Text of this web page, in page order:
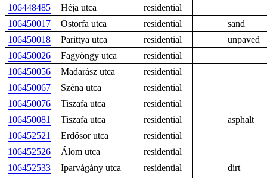
106448485
Héja utca
residential
106450017
Ostorfa utca residential
sand
106450018
Parittya utca residential
unpaved
106450026
Fagyöngy utca
residential
106450056
Madarász utca
residential
106450067
Széna utca
residential
106450076
Tiszafa utca
residential
106450081
Tiszafa utca residential
asphalt
106452521
Erdősor utca
residential
106452526
Álom utca
residential
106452533
Iparvágány utca residential
dirt